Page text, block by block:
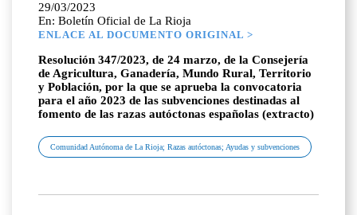
29/03/2023
En: Boletín Oficial de La Rioja
ENLACE AL DOCUMENTO ORIGINAL >
Resolución 347/2023, de 24 marzo, de la Consejería
de Agricultura, Ganadería, Mundo Rural, Territorio
y Población, por la que se aprueba la convocatoria
para el año 2023 de las subvenciones destinadas al
fomento de las razas autóctonas españolas (extracto)
Comunidad Autónoma de La Rioja; Razas autóctonas; Ayudas y subvenciones